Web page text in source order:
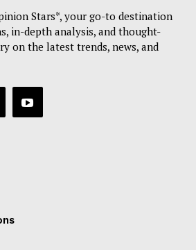
Stars*, your go-to destination
in-depth analysis, and thought-
on the latest trends, news, and